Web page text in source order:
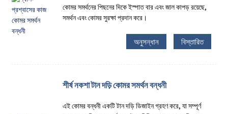
কোমর সমর্থনের পিছনের দিকে ইস্পাত বার এবং জাল কাপড় রয়েছে,
সমর্থন এবং কোমর সুরক্ষা প্রদান করে।
অনুসন্ধান বিস্তারিত
শীর্ষ নকশা টান দড়ি কোমর সমর্থন বন্ধনী
এই কোমর বন্ধনী একটি টান দড়ি ডিজাইন গ্রহণ করে, যা সম্পূর্ণ